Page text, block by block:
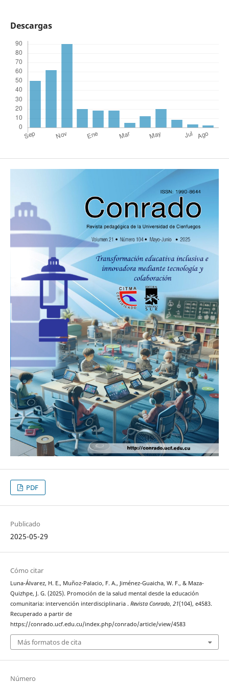
Descargas
PDF
Publicado
2025-05-29
Cómo citar
Luna-Álvarez, H. E., Muñoz-Palacio, F. A., Jiménez-Guaicha, W. F., & Maza-
Quizhpe, J. G. (2025). Promoción de la salud mental desde la educación
comunitaria: intervención interdisciplinaria . Revista Conrado, 21(104), e4583.
Recuperado a partir de
https://conrado.ucf.edu.cu/index.php/conrado/article/view/4583
Más formatos de cita
Número